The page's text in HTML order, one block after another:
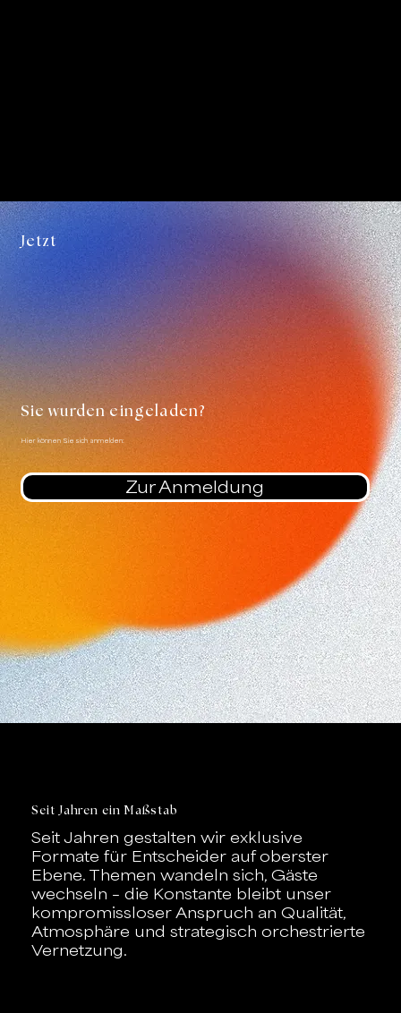
Jetzt
Sie wurden eingeladen?
Hier können Sie sich anmelden:
Zur Anmeldung
Seit Jahren ein Maßstab
Seit Jahren gestalten wir exklusive
Formate für Entscheider auf oberster
Ebene. Themen wandeln sich, Gäste
wechseln – die Konstante bleibt unser
kompromissloser Anspruch an Qualität,
Atmosphäre und strategisch orchestrierte
Vernetzung.